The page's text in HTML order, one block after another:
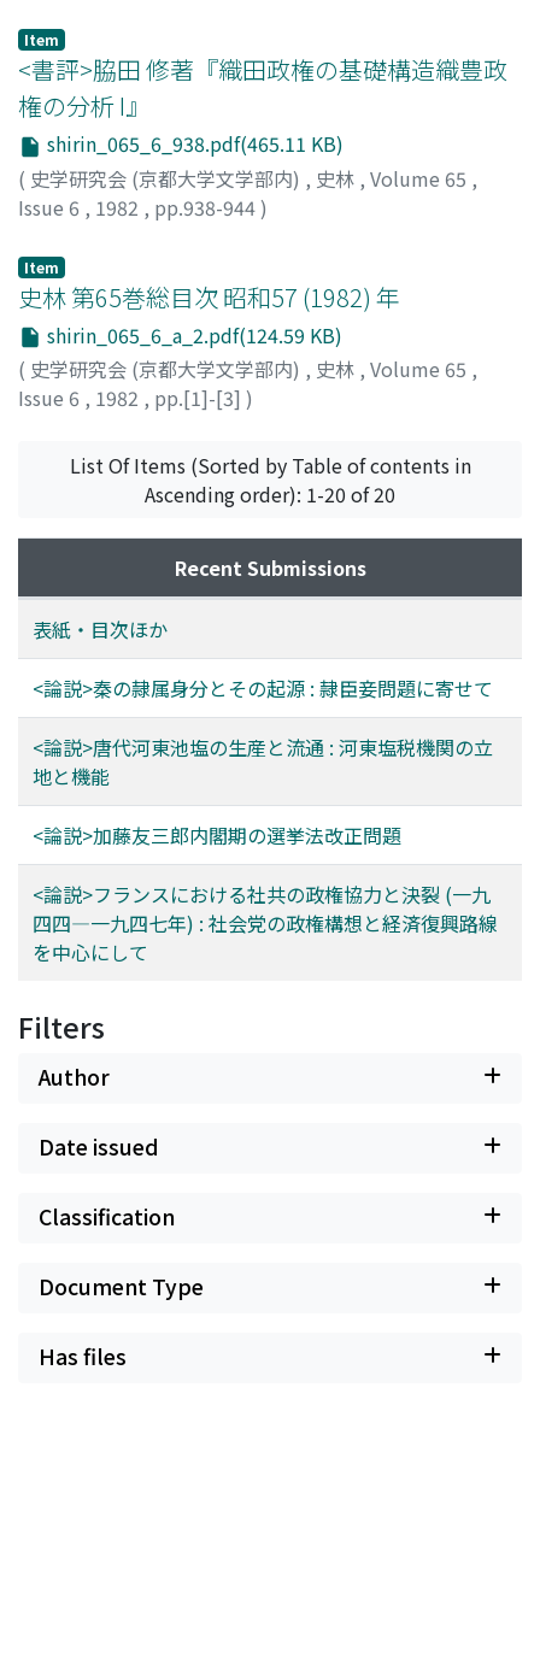
affirme bien des fois qu'il s'agit là d'un effet de la
doctrine Truman présentée en mars de la même année,
politique anticommuniste d'intervention américaine
en Europe, qui aurait fait imaginer aux socialistes que
la révocation des ministres communistes leur
apporterait les crédits américains pour la
reconstruction de l'économie française. Sans doute sur
fondé leur stratégie de reconstruction économique,
mais elle reposait aussi sur le blocage des salaires. Ce
blocage, pris par tous les trois gouvernements à
direction socialiste, était «lécons de l'histoire» que de
l'échec économique et financier du Front populaire les
socialistes ont dégagées et qu'ils intégraient à fond
l'appui ded communistes à la demande
d'augmentation a de sa nature rendu les socialistes
socialistes n'oscillaient-ils pas à l'égard d'une politique
des salaires à mettre en pratique? : tantôt transigeants
cette oscillation s'est rattachée aux élections; iles,
saisis de crainte de les pardre, pai exemple en été 1946,
étaient prêts à accepter l'augmentation. En 1947, ils
étaient presque libres de cette sorte de crainte. C'est
ce problème d'élection qui a aussi exercé une influence
funeste sur les rappoits de la S. F. I. O. avec le P. C. F. La
S. F. I. O., essuyant les défaites électorales au profit du
P. C. F., n'aurait-elle cessè de s'accommoder de la
coalition avec lui? L'inimitié des socialistes contre le P.
C. F. s'est développée par degrés avec leurs défaites, ce
qui a aussi entrainé fatalement, semble-t-il, la rupture.
Item
<書評>脇田 修著『織田政権の基礎構造織豊政
権の分析 I』
shirin_065_6_938.pdf(465.11 KB)
( 史学研究会 (京都大学文学部内) , 史林 , Volume 65 ,
Issue 6 , 1982 , pp.938-944)
Item
史林 第65巻総目次 昭和57 (1982) 年
shirin_065_6_a_2.pdf(124.59 KB)
( 史学研究会 (京都大学文学部内) , 史林 , Volume 65 ,
Issue 6 , 1982 , pp.[1]-[3] )
List Of Items (Sorted by Table of contents in
Ascending order): 1-20 of 20
Recent Submissions
表紙・目次ほか
<論説>秦の隷属身分とその起源 : 隷臣妾問題に寄せて
<論説>唐代河東池塩の生産と流通 : 河東塩税機関の立
地と機能
<論説>加藤友三郎内閣期の選挙法改正問題
<論説>フランスにおける社共の政権協力と決裂 (一九
四四―一九四七年) : 社会党の政権構想と経済復興路線
を中心にして
Filters
Author
Date issued
Classification
Document Type
Has files